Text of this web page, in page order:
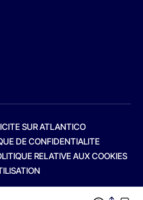
SUR ATLANTICO
DE CONFIDENTIALITE
RELATIVE AUX COOKIES